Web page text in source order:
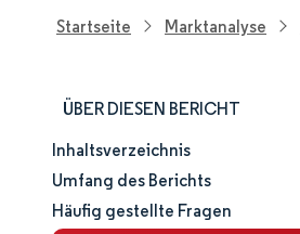
Startseite Marktanalyse
ÜBER DIESEN BERICHT
Marktgröße und -anteil
Marktanalyse
Inhaltsverzeichnis
Umfang des Berichts
Häufig gestellte Fragen